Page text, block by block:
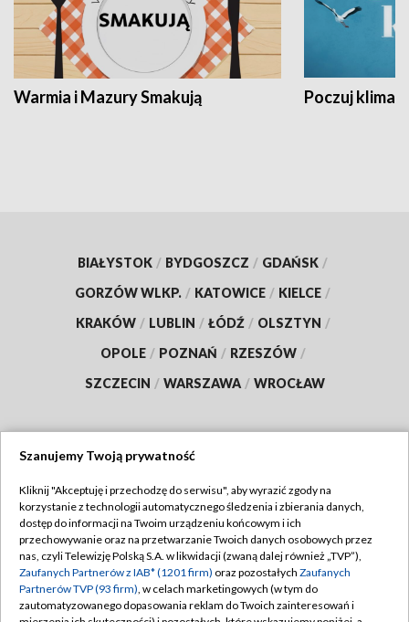
Warmia i Mazury Smakują Poczuj klimat
BIAŁYSTOK / BYDGOSZCZ / GDAŃSK /
GORZÓW WLKP. / KATOWICE / KIELCE /
KRAKÓW / LUBLIN / ŁÓDŹ / OLSZTYN /
OPOLE / POZNAŃ / RZESZÓW /
SZCZECIN / WARSZAWA / WROCŁAW
TVP
Abonament TVP
Emisja w TVP
Centrum informacji TVP
Regulamin TVP
Polityka prywatności
Moje zgody
Szanujemy Twoją prywatność
Kliknij "Akceptuję i przechodzę do serwisu", aby wyrazić zgody na
korzystanie z technologii automatycznego śledzenia i zbierania danych,
dostęp do informacji na Twoim urządzeniu końcowym i ich
przechowywanie oraz na przetwarzanie Twoich danych osobowych przez
nas, czyli Telewizję Polską S.A. w likwidacji (zwaną dalej również „TVP”),
Zaufanych Partnerów z IAB* (1201 firm) oraz pozostałych Zaufanych
Partnerów TVP (93 firm), w celach marketingowych (w tym do
zautomatyzowanego dopasowania reklam do Twoich zainteresowań i